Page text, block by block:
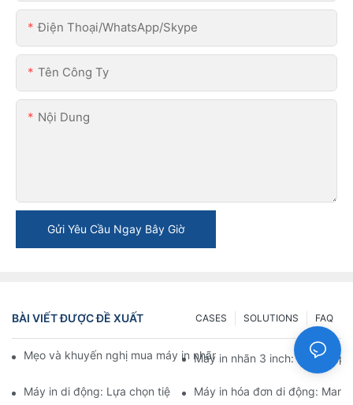
Điện Thoại/WhatsApp/Skype
Tên Công Ty
Nội Dung
Gửi Yêu Cầu Ngay Bây Giờ
BÀI VIẾT ĐƯỢC ĐỀ XUẤT FAQ
SOLUTIONS
CASES
Mẹo và khuyến nghị mua máy in nhãn 4 inch mà bạn phải biết
Máy in nhãn 3 inch: Giải pháp
Máy in di động: Lựa chọn tiện lợi để in ấn mọi lúc, mọi nơi
Máy in hóa đơn di động: